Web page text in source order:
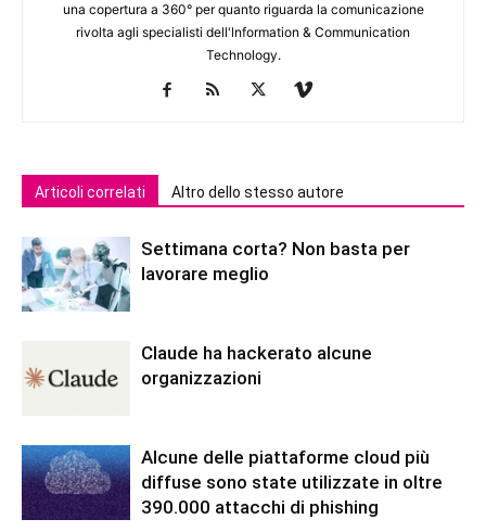
una copertura a 360° per quanto riguarda la comunicazione
rivolta agli specialisti dell'lnformation & Communication
Technology.
Articoli correlati Altro dello stesso autore
Settimana corta? Non basta per
lavorare meglio
Claude ha hackerato alcune
organizzazioni
Alcune delle piattaforme cloud più
diffuse sono state utilizzate in oltre
390.000 attacchi di phishing